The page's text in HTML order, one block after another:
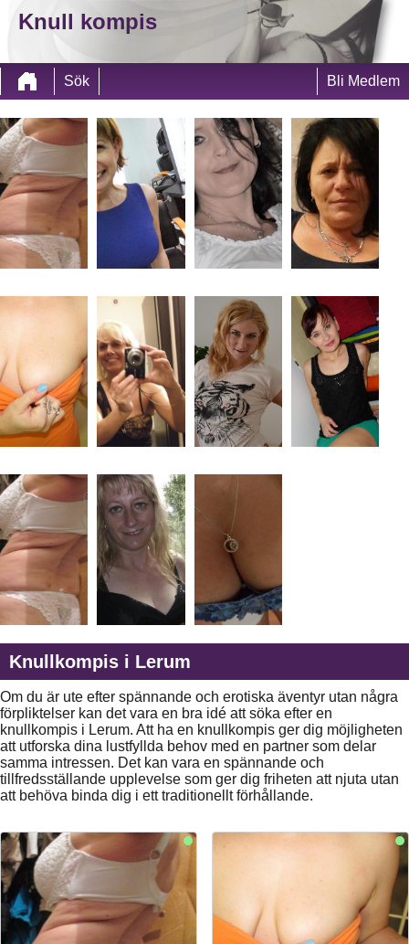
Knull kompis
Sök Bli Medlem
Knullkompis i Lerum
Om du är ute efter spännande och erotiska äventyr utan några
förpliktelser kan det vara en bra idé att söka efter en
knullkompis i Lerum. Att ha en knullkompis ger dig möjligheten
att utforska dina lustfyllda behov med en partner som delar
samma intressen. Det kan vara en spännande och
tillfredsställande upplevelse som ger dig friheten att njuta utan
att behöva binda dig i ett traditionellt förhållande.